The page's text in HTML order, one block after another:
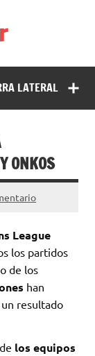
LATERAL
ONKOS
League
los partidos
de los
han
resultado
los equipos